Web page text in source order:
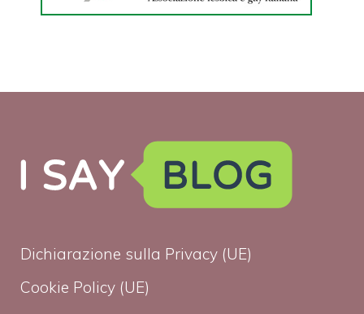
Dichiarazione sulla Privacy (UE)
Cookie Policy (UE)